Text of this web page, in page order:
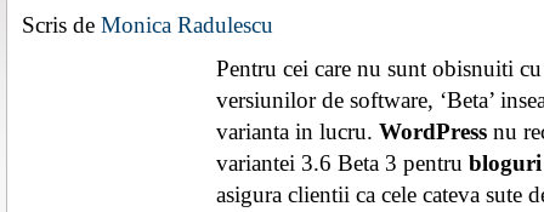
Scris de Monica Radulescu
Pentru cei care nu sunt obisnuiti
versiunilor de software, ‘Beta’
varianta in lucru. WordPress nu
variantei 3.6 Beta 3 pentru bloguri
asigura clientii ca cele cateva sute